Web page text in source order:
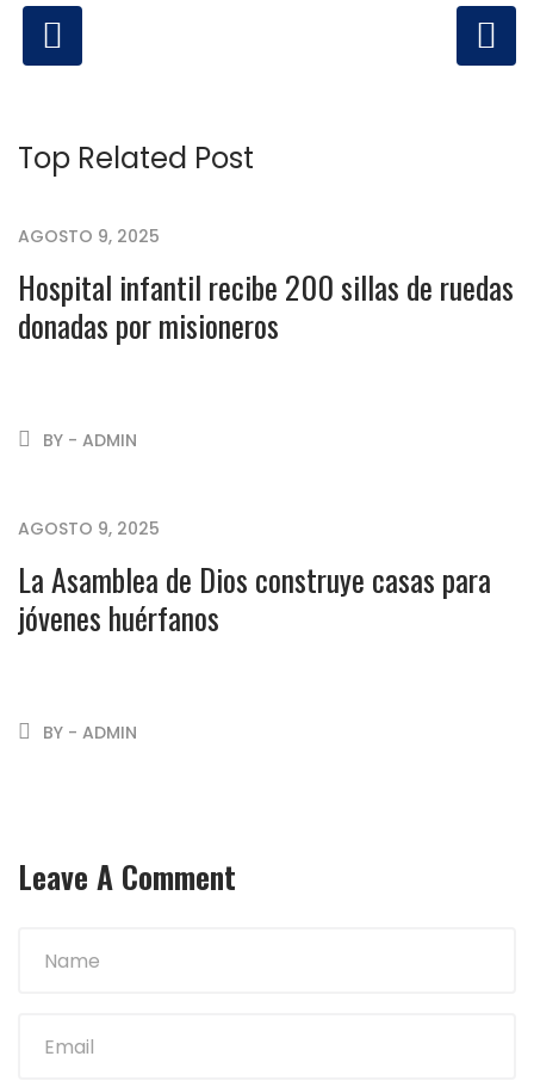
Top Related Post
AGOSTO 9, 2025
Hospital infantil recibe 200 sillas de ruedas
donadas por misioneros
BY - ADMIN
AGOSTO 9, 2025
La Asamblea de Dios construye casas para
jóvenes huérfanos
BY - ADMIN
Leave A Comment